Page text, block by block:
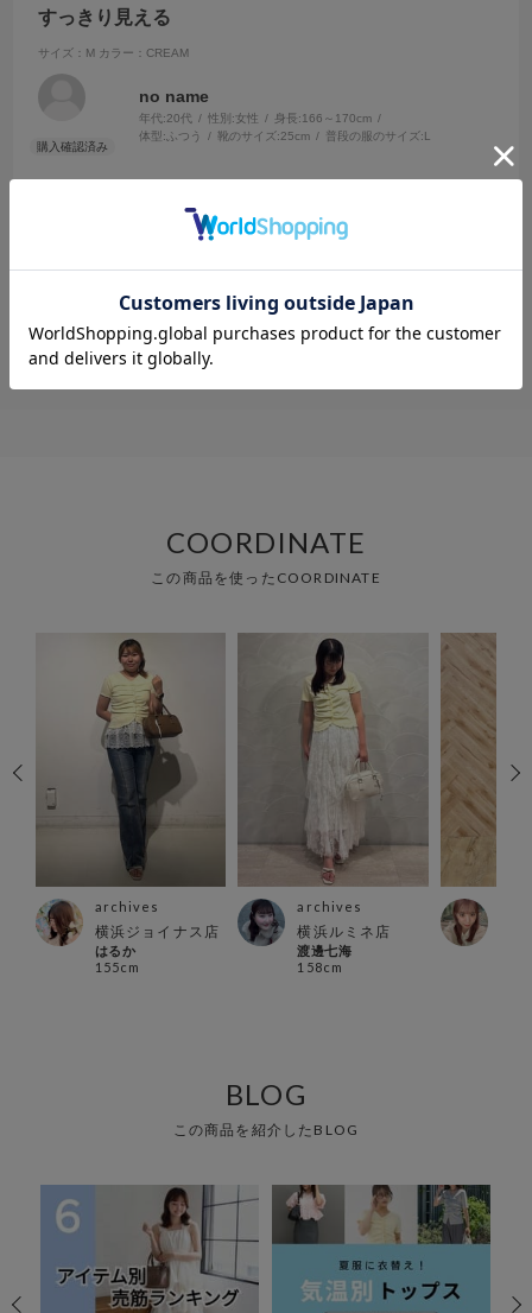
すっきり見える
サイズ：M カラー：CREAM
no name
年代:20代 性別:女性 身長:166～170cm
体型: ふつう 靴のサイズ:25cm 普段の服のサイズ:L
伸びが良く、デザインと合わせてすっきり見えます。
参考になった 0 Like! 0
COORDINATE
この商品を使ったCOORDINATE
archives
横浜ジョイナス店
はるか
155cm
archives
横浜ルミネ店
渡邊七海
158cm
BLOG
この商品を紹介したBLOG